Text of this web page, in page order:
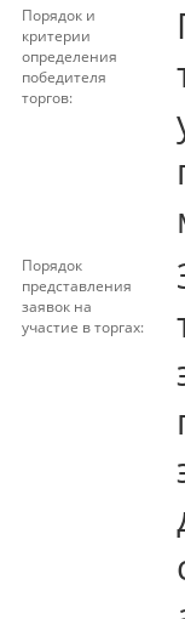
Порядок и
критерии
определения
победителя
торгов:
Порядок
представления
заявок на
участие в торгах: